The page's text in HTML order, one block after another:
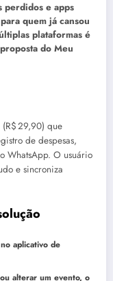
perdidos e apps
quem já cansou
plataformas é
do Meu
(R$ 29,90) que
de despesas,
WhatsApp. O usuário
e sincroniza
aplicativo de
alterar um evento, o